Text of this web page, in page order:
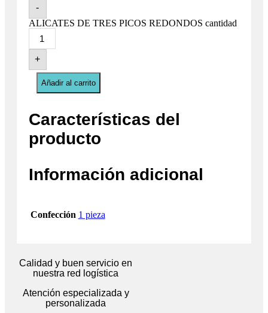
-
ALICATES DE TRES PICOS REDONDOS cantidad
+
Añadir al carrito
Características del
producto
Información adicional
Confección 1 pieza
Calidad y buen servicio en
nuestra red logística
Atención especializada y
personalizada